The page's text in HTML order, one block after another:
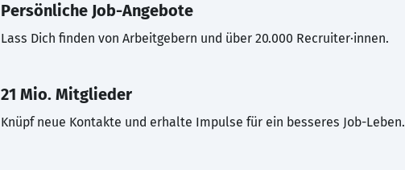
Persönliche Job-Angebote
Lass Dich finden von Arbeitgebern und über 20.000 Recruiter·innen.
21 Mio. Mitglieder
Knüpf neue Kontakte und erhalte Impulse für ein besseres Job-Leben.